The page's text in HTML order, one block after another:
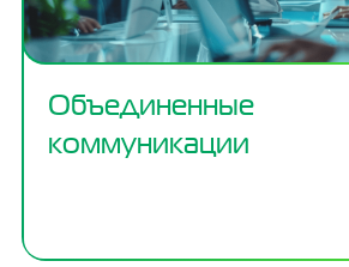
Объединенные
коммуникации